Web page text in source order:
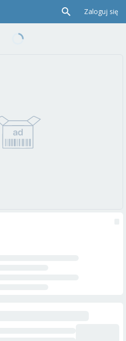
Zaloguj się